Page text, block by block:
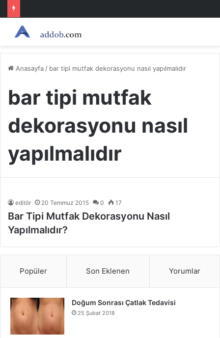
Anasayfa / bar tipi mutfak dekorasyonu nasıl yapılmalıdır
bar tipi mutfak
dekorasyonu nasıl
yapılmalıdır
editör 20 Temmuz 2015 0 17
Bar Tipi Mutfak Dekorasyonu Nasıl
Yapılmalıdır?
Popüler Son Eklenen Yorumlar
Doğum Sonrası Çatlak Tedavisi
25 Şubat 2018